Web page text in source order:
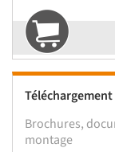
Téléchargement
Brochures,
montage